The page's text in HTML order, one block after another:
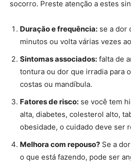
socorro. Preste atenção a estes
Duração e frequência: se a dor
minutos ou volta várias vezes
Sintomas associados: falta de
tontura ou dor que irradia para
costas ou mandíbula.
Fatores de risco: se você tem
alta, diabetes, colesterol alto,
obesidade, o cuidado deve ser
Melhora com repouso? Se a
o que está fazendo, pode ser